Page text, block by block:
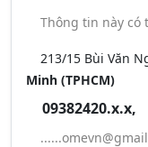
Thông tin này có
213/15 Bùi Văn
Minh (TPHCM)
09382420.x.x,